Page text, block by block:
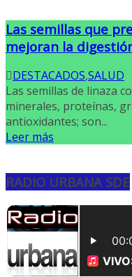
Las semillas que
mejoran la
DESTACADOS,SALUD
Las semillas de linaza
minerales, proteínas,
antioxidantes; son...
Leer más
RADIO URBANA SDE